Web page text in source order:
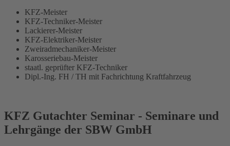
KFZ-Meister
KFZ-Techniker-Meister
Lackierer-Meister
KFZ-Elektriker-Meister
Zweiradmechaniker-Meister
Karosseriebau-Meister
staatl. geprüfter KFZ-Techniker
Dipl.-Ing. FH / TH mit Fachrichtung Kraftfahrzeug
KFZ Gutachter Seminar - Seminare und
Lehrgänge der SBW GmbH